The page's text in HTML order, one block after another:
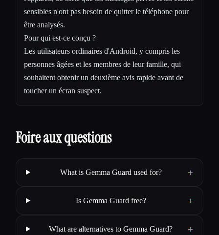
sensibles n'ont pas besoin de quitter le téléphone pour
être analysés.
Pour qui est-ce conçu ?
Les utilisateurs ordinaires d'Android, y compris les
personnes âgées et les membres de leur famille, qui
souhaitent obtenir un deuxième avis rapide avant de
toucher un écran suspect.
Foire aux questions
What is Gemma Guard used for? +
Is Gemma Guard free? +
What are alternatives to Gemma Guard? +